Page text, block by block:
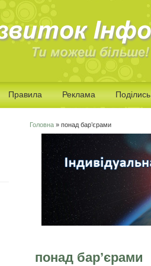
Правила Реклама Поділись
Ви є тут
Головна» понад бар’єрами
понад бар’єрами